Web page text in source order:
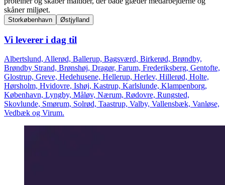
skåner miljøet.
Storkøbenhavn Østjylland
Vi leverer i dag til
Albertslund, Allerød, Ballerup, Bagsværd, Birkerød, Brøndby,
Brøndby Strand, Brønshøj, Dragør, Farum, Frederiksberg, Gentofte,
Glostrup, Greve, Hedehusene, Hellerup, Herlev, Hillerød, Holte,
Hørsholm, Hvidovre, Ishøj, Kastrup, Karlslunde, Klampenborg,
København, Lyngby, Måløv, Nærum, Rødovre, Rungsted,
Skovlunde, Smørum, Solrød, Taastrup, Valby, Vallensbæk, Vanløse,
Vedbæk og Virum.